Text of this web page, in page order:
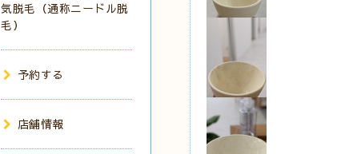
気脱毛（通称ニードル脱
毛）
予約する
店舗情報